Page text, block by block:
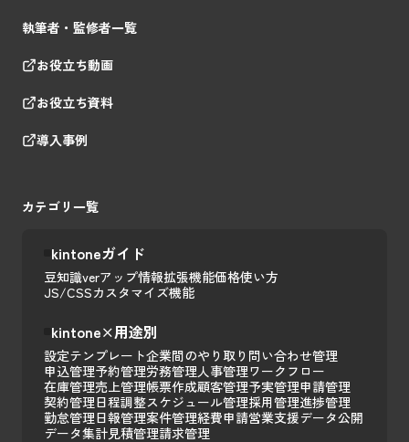
執筆者・監修者一覧
お役立ち動画
お役立ち資料
導入事例
カテゴリ一覧
kintoneガイド
豆知識verアップ情報拡張機能価格使い方
JS/CSSカスタマイズ機能
kintone×用途別
設定テンプレート企業間のやり取り 問い合わせ管理
申込管理予約管理労務管理人事管理ワークフロー
在庫管理売上管理帳票作成顧客管理予実管理申請管理
契約管理日程調整スケジュール管理採用管理進捗管理
勤怠管理日報管理案件管理経費申請営業支援データ公開
データ集計見積管理請求管理